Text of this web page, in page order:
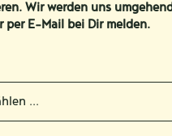
Wir werden uns
per E-Mail bei Dir melden.